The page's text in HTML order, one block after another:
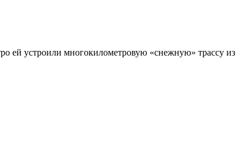
ей устроили многокилометровую «снежную» трассу из